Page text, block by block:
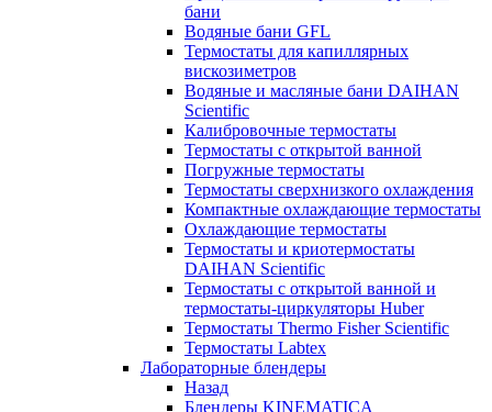
бани
Водяные бани GFL
Термостаты для капиллярных
вискозиметров
Водяные и масляные бани DAIHAN
Scientific
Калибровочные термостаты
Термостаты с открытой ванной
Погружные термостаты
Термостаты сверхнизкого охлаждения
Компактные охлаждающие термостаты
Охлаждающие термостаты
Термостаты и криотермостаты
DAIHAN Scientific
Термостаты с открытой ванной и
термостаты-циркуляторы Huber
Термостаты Thermo Fisher Scientific
Термостаты Labtex
Лабораторные блендеры
Назад
Блендеры KINEMATICA